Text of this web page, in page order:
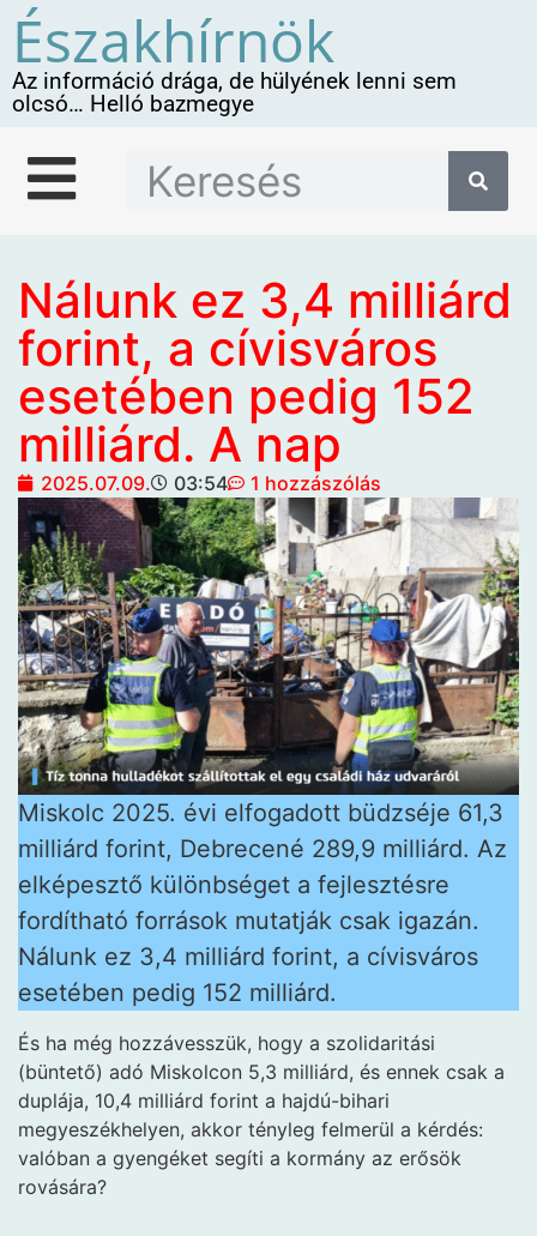
Északhírnök
Az információ drága, de hülyének lenni sem
olcsó… Helló bazmegye
Nálunk ez 3,4 milliárd
forint, a cívisváros
esetében pedig 152
milliárd. A nap
2025.07.09. 03:54 1 hozzászólás
Miskolc 2025. évi elfogadott büdzséje 61,3
milliárd forint, Debrecené 289,9 milliárd. Az
elképesztő különbséget a fejlesztésre
fordítható források mutatják csak igazán.
Nálunk ez 3,4 milliárd forint, a cívisváros
esetében pedig 152 milliárd.
És ha még hozzávesszük, hogy a szolidaritási
(büntető) adó Miskolcon 5,3 milliárd, és ennek csak a
duplája, 10,4 milliárd forint a hajdú-bihari
megyeszékhelyen, akkor tényleg felmerül a kérdés:
valóban a gyengéket segíti a kormány az erősök
rovására?